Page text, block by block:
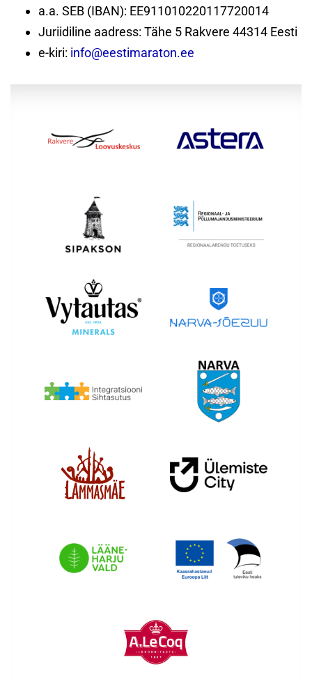
a.a. SEB (IBAN): EE911010220117720014
Juriidiline aadress: Tähe 5 Rakvere 44314 Eesti
e-kiri: info@eestimaraton.ee